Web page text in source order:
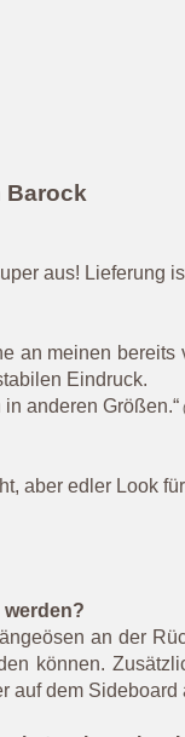
Barock
aus! Lieferung
an meinen
Eindruck.
anderen Größen.“
aber edler Look
an der
können.
auf dem